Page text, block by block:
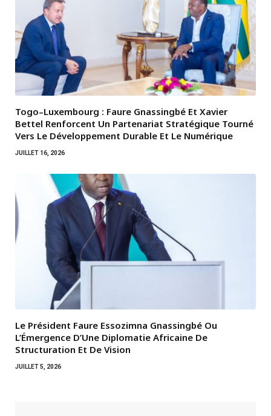
Togo–Luxembourg : Faure Gnassingbé Et Xavier
Bettel Renforcent Un Partenariat Stratégique Tourné
Vers Le Développement Durable Et Le Numérique
JUILLET 16, 2026
Le Président Faure Essozimna Gnassingbé Ou
L’Émergence D’Une Diplomatie Africaine De
Structuration Et De Vision
JUILLET 5, 2026